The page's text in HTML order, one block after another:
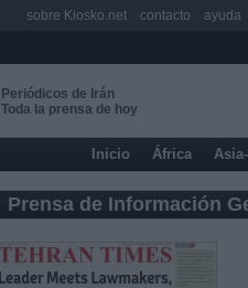
Periódicos de Irán
Toda la prensa de hoy
Inicio África
Prensa de Información
sobre Kiosko.net contacto ayuda